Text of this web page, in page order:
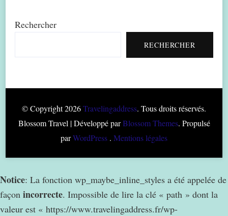
Rechercher
RECHERCHER
© Copyright 2026Travelingaddress. Tous droits réservés.
Blossom Travel | Développé parBlossom Themes. Propulsé
parWordPress . Mentions légales
Notice: La fonction wp_maybe_inline_styles a été appelée de
façon incorrecte. Impossible de lire la clé « path » dont la
valeur est « https://www.travelingaddress.fr/wp-